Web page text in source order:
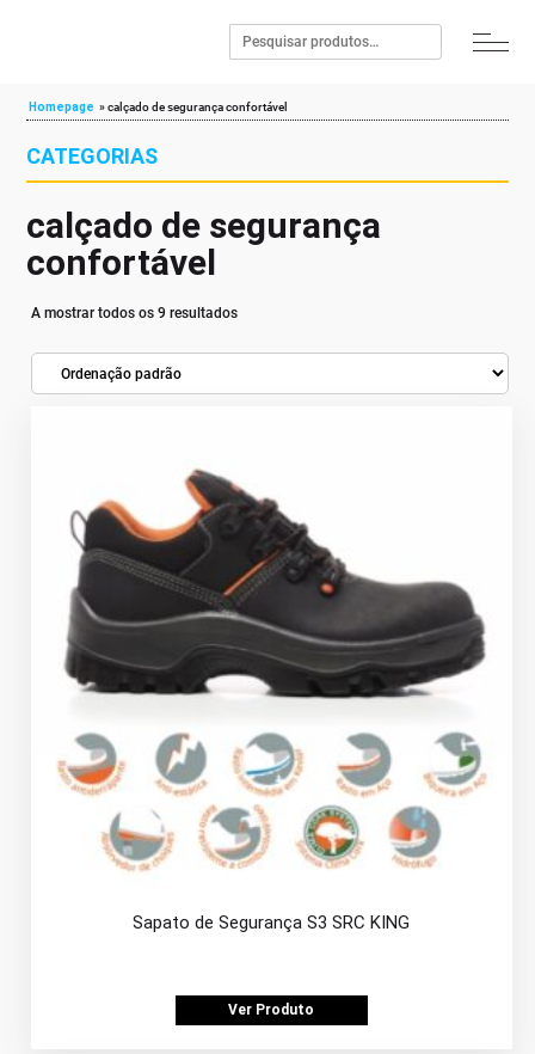
Homepage »calçado de segurança confortável
CATEGORIAS
calçado de segurança
confortável
A mostrar todos os 9 resultados
Sapato de Segurança S3 SRC KING
Ver Produto